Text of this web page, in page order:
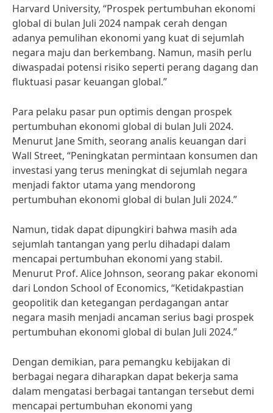
Harvard University, “Prospek pertumbuhan ekonomi
global di bulan Juli 2024 nampak cerah dengan
adanya pemulihan ekonomi yang kuat di sejumlah
negara maju dan berkembang. Namun, masih perlu
diwaspadai potensi risiko seperti perang dagang dan
fluktuasi pasar keuangan global.”
Para pelaku pasar pun optimis dengan prospek
pertumbuhan ekonomi global di bulan Juli 2024.
Menurut Jane Smith, seorang analis keuangan dari
Wall Street, “Peningkatan permintaan konsumen dan
investasi yang terus meningkat di sejumlah negara
menjadi faktor utama yang mendorong
pertumbuhan ekonomi global di bulan Juli 2024.”
Namun, tidak dapat dipungkiri bahwa masih ada
sejumlah tantangan yang perlu dihadapi dalam
mencapai pertumbuhan ekonomi yang stabil.
Menurut Prof. Alice Johnson, seorang pakar ekonomi
dari London School of Economics, “Ketidakpastian
geopolitik dan ketegangan perdagangan antar
negara masih menjadi ancaman serius bagi prospek
pertumbuhan ekonomi global di bulan Juli 2024.”
Dengan demikian, para pemangku kebijakan di
berbagai negara diharapkan dapat bekerja sama
dalam mengatasi berbagai tantangan tersebut demi
mencapai pertumbuhan ekonomi yang